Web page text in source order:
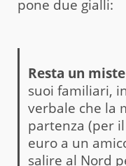
pone due gialli:
Resta un
suoi familiari,
verbale che la
partenza (per
euro a un
salire al Nord